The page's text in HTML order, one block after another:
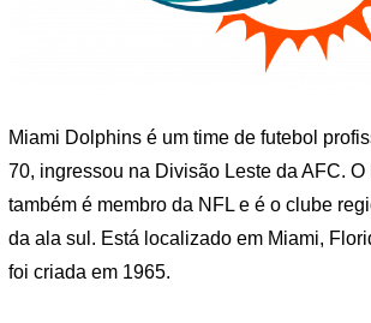
Miami Dolphins é um time de futebol
70, ingressou na Divisão Leste da AFC.
também é membro da NFL e é o clube
da ala sul. Está localizado em Miami,
foi criada em 1965.